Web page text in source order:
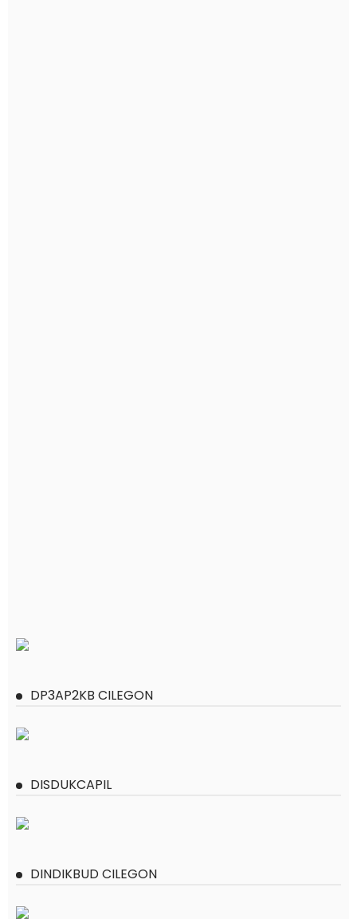
DP3AP2KB CILEGON
DISDUKCAPIL
DINDIKBUD CILEGON